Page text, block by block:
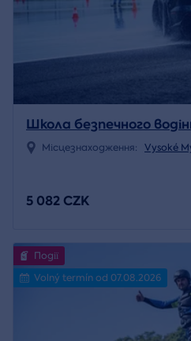
Школа безпечного
Місцезнаходження: Vysoké
5 082 CZK
Події
Volný termín od 07.08.2026